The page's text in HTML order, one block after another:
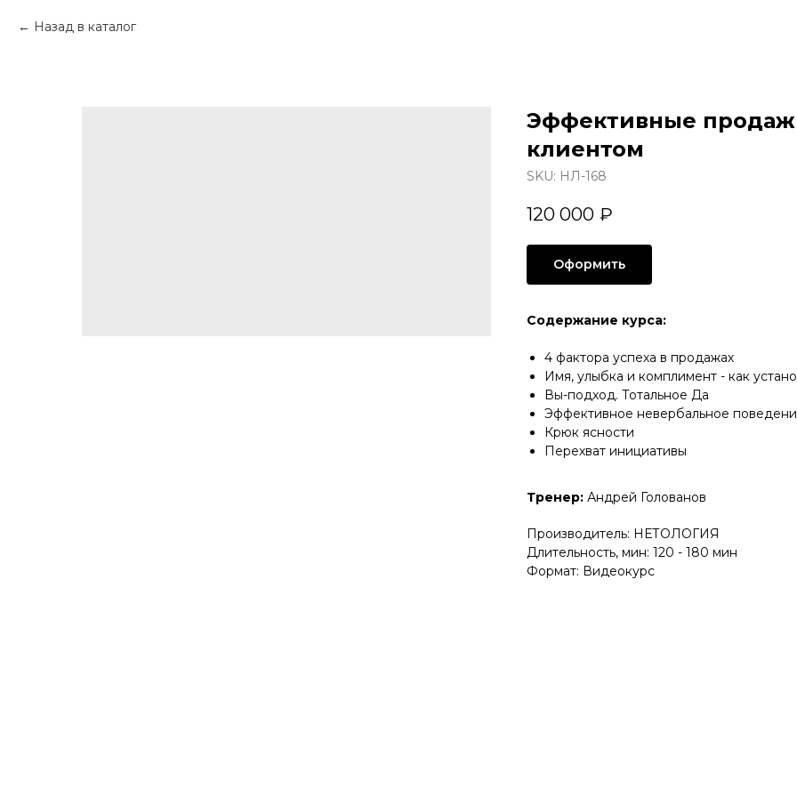
Назад в каталог
Эффективные
клиентом
SKU: НЛ-168
120 000 ₽
Оформить
Содержание курса:
4 фактора успеха в продажах
Имя, улыбка и комплимент - как
Вы-подход. Тотальное Да
Эффективное невербальное
Крюк ясности
Перехват инициативы
Тренер: Андрей Голованов
Производитель: НЕТОЛОГИЯ
Длительность, мин: 120 - 180 мин
Формат: Видеокурс